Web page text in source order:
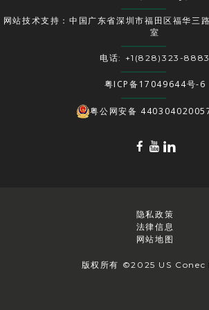
网站技术支持：中国广东省深圳市福田区福华三
室
电话: +1(828)323-8883
粤ICP备17049644号-6
粤公网安备
版权所有 ©2025 US Conec
隐私政策
法律信息
网站地图